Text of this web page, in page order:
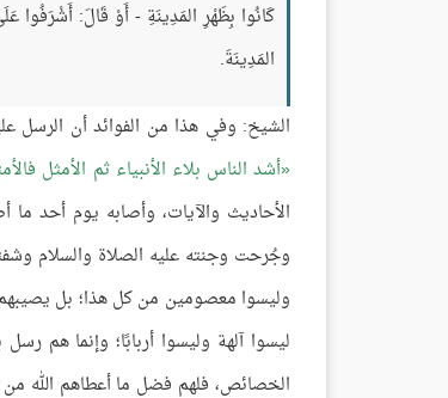
كَانُوا بِظَهْرِ المَدِينَةِ - أَوْ قَالَ: أَشْرَفُوا
المَدِينَةَ.
الشيخ: وفي هذا من الفوائد أن الرسل
أشد الناس بلاء الأنبياء ثم الأمثل
الأحاديث والآيات، وأصابه يوم أحد
وجُرحت وجنته عليه الصلاة والسلام
وليسوا معصومين من كل هذا؛ بل يصيبهم
ليسوا آلهة وليسوا أربابًا؛ وإنما هم
الخصائص، فلهم فضل ما أعطاهم الله